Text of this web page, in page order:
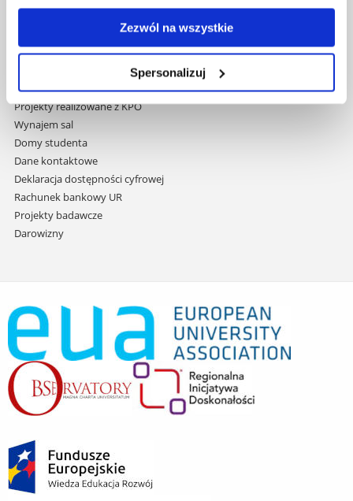
Zezwól na wszystkie
Spersonalizuj
treści
Zamówienia publiczne
Projekty współfinansowane przez UE
Projekty realizowane z KPO
Wynajem sal
Domy studenta
Dane kontaktowe
Deklaracja dostępności cyfrowej
Rachunek bankowy UR
Projekty badawcze
Darowizny